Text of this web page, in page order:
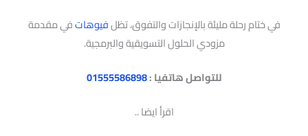
في ختام رحلة مليئة بالإنجازات والتفوق، تظلفيوهاتفي مقدمة
مزودي الحلول التسويقية والبرمجية.
للتواصل هاتفيا :01555586898
اقرأ ايضا ..